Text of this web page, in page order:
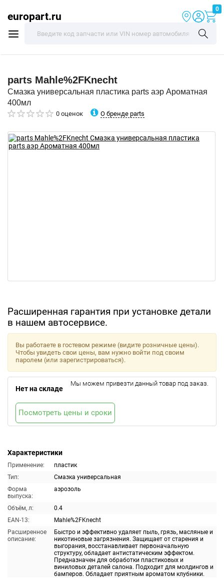
europart.ru
0
parts Mahle%2FKnecht
Смазка универсальная пластика parts аэр Ароматная
400мл
0 оценок О бренде parts
Расширенная гарантия при установке детали
в нашем автосервисе.
Характеристики
Применение:
пластик
Тип:
Смазка универсальная
Форма
выпуска:
аэрозоль
Объём, л:
0.4
EAN-13:
Mahle%2FKnecht
Расширенное
описание:
Быстро и эффективно удаляет пыль, грязь, масляные и
никотиновые загрязнения. Защищает от старения и
выгорания, восстанавливает первоначальную
структуру, обладает антистатическим эффектом.
Предназначен для обработки пластиковых и
виниловых деталей салона. Подходит для молдингов и
бамперов. Обладает приятным ароматом клубники.
Вы работаете в гостевом режиме (видите розничные цены).
Чтобы увидеть свои цены, вам нужно войти под своим
паролем (или зарегистрироваться).
Нет на складе
Мы можем привезти данный товар под заказ.
Посмотреть цены и сроки